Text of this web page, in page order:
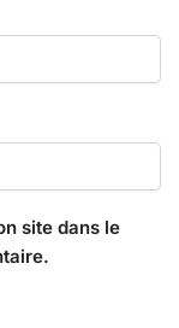
site dans le